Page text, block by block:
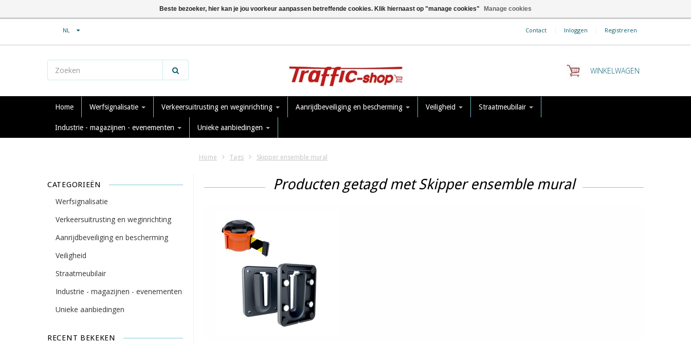
NL Contact | Inloggen | Registreren
WINKELWAGEN
Home Werfsignalisatie Verkeersuitrusting en weginrichting Aanrijdbeveiliging en bescherming Veiligheid Straatmeubilair
Industrie - magazijnen - evenementen Unieke aanbiedingen
Home Tags Skipper ensemble mural
CATEGORIEËN
Werfsignalisatie
Verkeersuitrusting en weginrichting
Aanrijdbeveiliging en bescherming
Veiligheid
Straatmeubilair
Industrie - magazijnen - evenementen
Unieke aanbiedingen
RECENT BEKEKEN
Producten getagd met Skipper ensemble mural
Beste bezoeker, hier kan je jou voorkeur aanpassen betreffende cookies. Klik hiernaast op "manage cookies" Manage cookies